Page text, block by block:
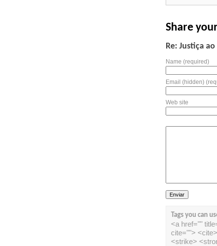
Share
Re: Justiça
Name (required)
Email (hidden)
Web site
Tags you can
<a href=""
cite="">
<strike>